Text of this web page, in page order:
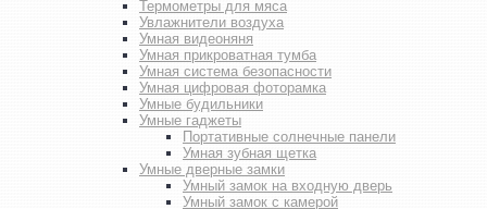
Термометры для мяса
Увлажнители воздуха
Умная видеоняня
Умная прикроватная тумба
Умная система безопасности
Умная цифровая фоторамка
Умные будильники
Умные гаджеты
Портативные солнечные панели
Умная зубная щетка
Умные дверные замки
Умный замок на входную дверь
Умный замок с камерой